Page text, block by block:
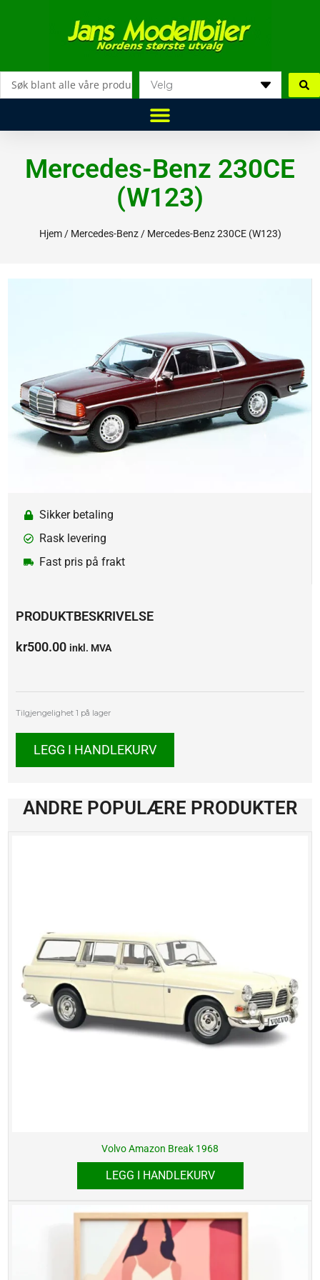
Mercedes-Benz 230CE
(W123)
Hjem/ Mercedes-Benz/ Mercedes-Benz 230CE (W123)
Sikker betaling
Rask levering
Fast pris på frakt
PRODUKTBESKRIVELSE
kr500.00 inkl. MVA
Tilgjengelighet 1 på lager
Mercedes-
(W123)LEGG I HANDLEKURV
ANDRE POPULÆRE PRODUKTER
Volvo Amazon Break 1968
LEGG I HANDLEKURV